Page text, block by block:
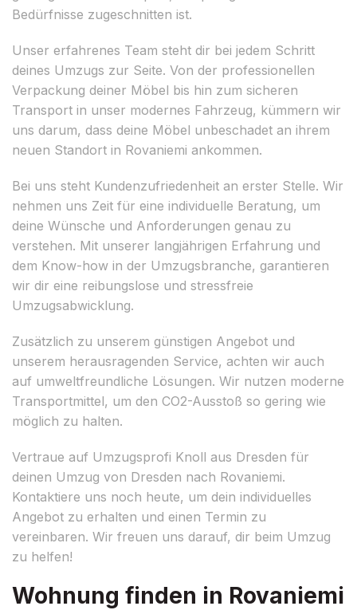
Bedürfnisse zugeschnitten ist.
Unser erfahrenes Team steht dir bei jedem Schritt
deines Umzugs zur Seite. Von der professionellen
Verpackung deiner Möbel bis hin zum sicheren
Transport in unser modernes Fahrzeug, kümmern wir
uns darum, dass deine Möbel unbeschadet an ihrem
neuen Standort in Rovaniemi ankommen.
Bei uns steht Kundenzufriedenheit an erster Stelle. Wir
nehmen uns Zeit für eine individuelle Beratung, um
deine Wünsche und Anforderungen genau zu
verstehen. Mit unserer langjährigen Erfahrung und
dem Know-how in der Umzugsbranche, garantieren
wir dir eine reibungslose und stressfreie
Umzugsabwicklung.
Zusätzlich zu unserem günstigen Angebot und
unserem herausragenden Service, achten wir auch
auf umweltfreundliche Lösungen. Wir nutzen moderne
Transportmittel, um den CO2-Ausstoß so gering wie
möglich zu halten.
Vertraue auf Umzugsprofi Knoll aus Dresden für
deinen Umzug von Dresden nach Rovaniemi.
Kontaktiere uns noch heute, um dein individuelles
Angebot zu erhalten und einen Termin zu
vereinbaren. Wir freuen uns darauf, dir beim Umzug
zu helfen!
Wohnung finden in Rovaniemi